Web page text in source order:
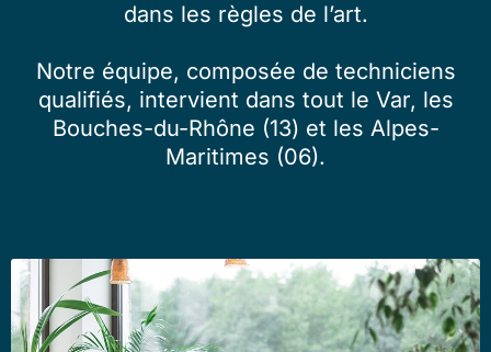
dans les règles de l’art.
Notre équipe, composée de techniciens
qualifiés, intervient dans tout le Var, les
Bouches-du-Rhône (13) et les Alpes-
Maritimes (06).